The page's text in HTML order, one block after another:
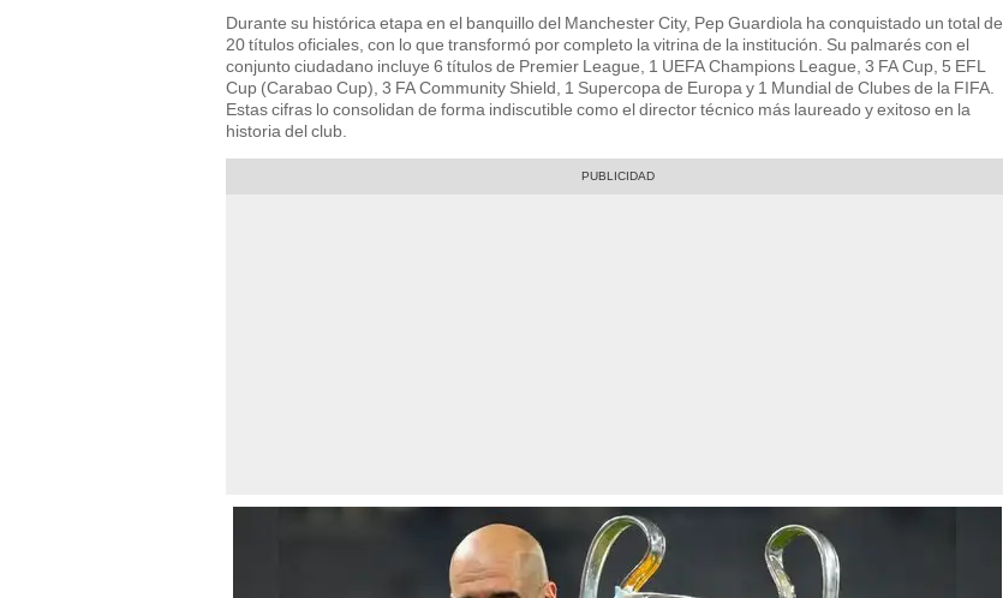
Durante su histórica etapa en el banquillo del Manchester City, Pep Guardiola ha conquistado un total de
20 títulos oficiales, con lo que transformó por completo la vitrina de la institución. Su palmarés con el
conjunto ciudadano incluye 6 títulos de Premier League, 1 UEFA Champions League, 3 FA Cup, 5 EFL
Cup (Carabao Cup), 3 FA Community Shield, 1 Supercopa de Europa y 1 Mundial de Clubes de la FIFA.
Estas cifras lo consolidan de forma indiscutible como el director técnico más laureado y exitoso en la
historia del club.